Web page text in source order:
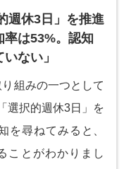
週休3日」を推進
率は53%。認知
ない」
組みの一つとして
選択的週休3日」を
を尋ねてみると、
ことがわかりまし